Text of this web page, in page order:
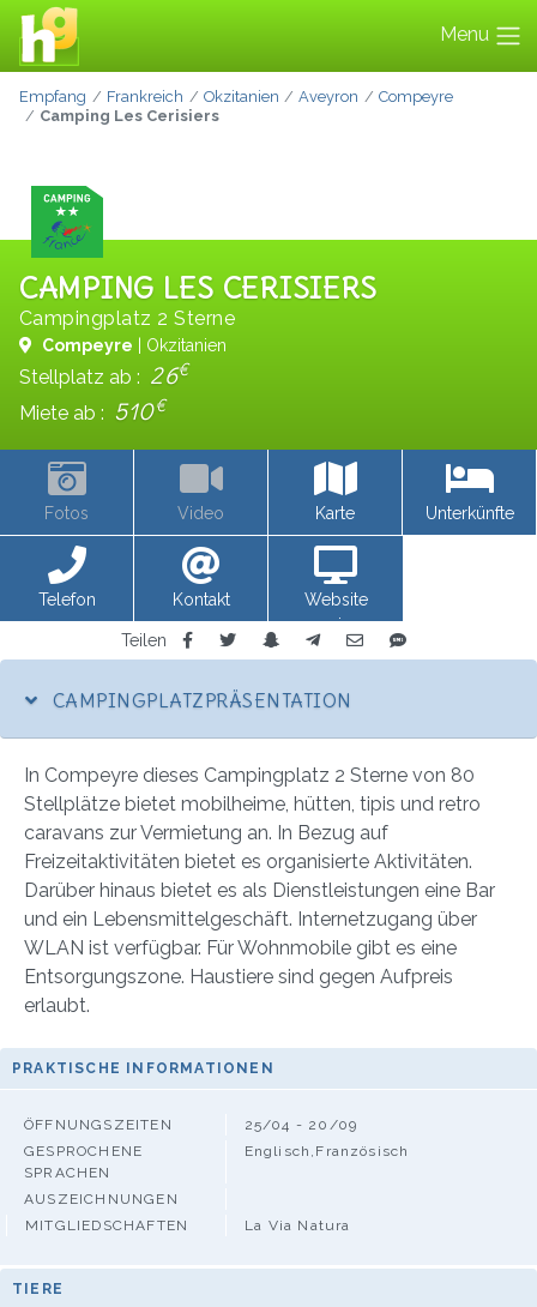
Menu
Empfang Frankreich Okzitanien Aveyron
Compeyre
Camping Les Cerisiers
CAMPING LES CERISIERS
Campingplatz 2 Sterne
Compeyre | Okzitanien
Stellplatz ab : 26€
Miete ab : 510€
Fotos Video Karte Unterkünfte
Telefon Kontakt
Website
anzeigen
Teilen
CAMPINGPLATZPRÄSENTATION
In Compeyre dieses Campingplatz 2 Sterne von 80
Stellplätze bietet mobilheime, hütten, tipis und retro
caravans zur Vermietung an. In Bezug auf
Freizeitaktivitäten bietet es organisierte Aktivitäten.
Darüber hinaus bietet es als Dienstleistungen eine Bar
und ein Lebensmittelgeschäft. Internetzugang über
WLAN ist verfügbar. Für Wohnmobile gibt es eine
Entsorgungszone. Haustiere sind gegen Aufpreis
erlaubt.
PRAKTISCHE INFORMATIONEN
ÖFFNUNGSZEITEN
25/04 - 20/09
GESPROCHENE
SPRACHEN
Englisch,Französisch
AUSZEICHNUNGEN
MITGLIEDSCHAFTEN
La Via Natura
TIERE